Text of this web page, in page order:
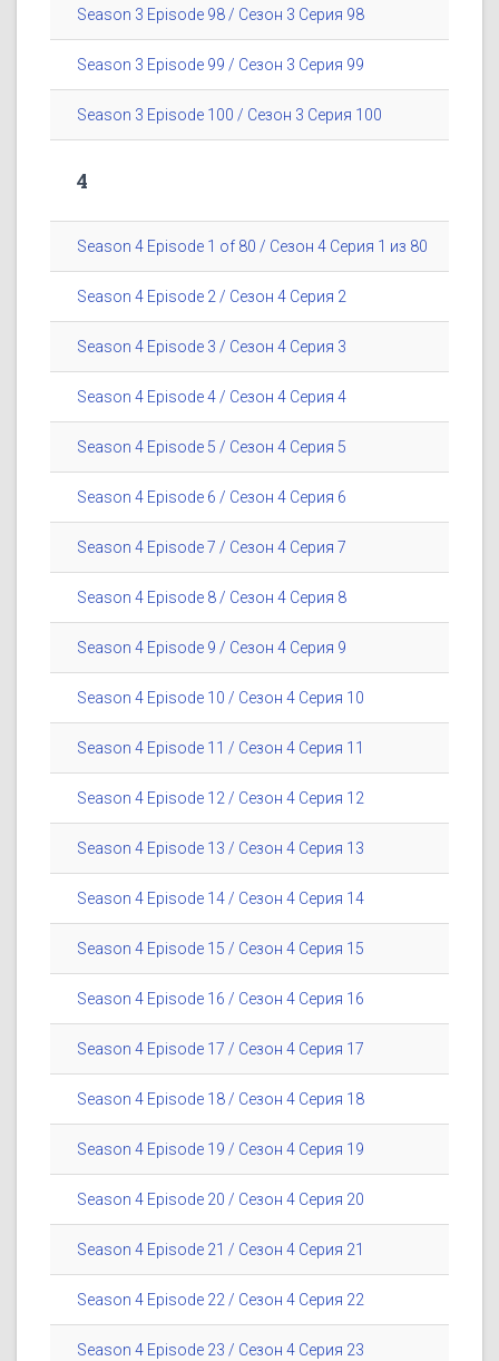
Season 3 Episode 98 / Сезон 3 Серия 98
Season 3 Episode 99 / Сезон 3 Серия 99
Season 3 Episode 100 / Сезон 3 Серия 100
4
Season 4 Episode 1 of 80 / Сезон 4 Серия 1 из 80
Season 4 Episode 2 / Сезон 4 Серия 2
Season 4 Episode 3 / Сезон 4 Серия 3
Season 4 Episode 4 / Сезон 4 Серия 4
Season 4 Episode 5 / Сезон 4 Серия 5
Season 4 Episode 6 / Сезон 4 Серия 6
Season 4 Episode 7 / Сезон 4 Серия 7
Season 4 Episode 8 / Сезон 4 Серия 8
Season 4 Episode 9 / Сезон 4 Серия 9
Season 4 Episode 10 / Сезон 4 Серия 10
Season 4 Episode 11 / Сезон 4 Серия 11
Season 4 Episode 12 / Сезон 4 Серия 12
Season 4 Episode 13 / Сезон 4 Серия 13
Season 4 Episode 14 / Сезон 4 Серия 14
Season 4 Episode 15 / Сезон 4 Серия 15
Season 4 Episode 16 / Сезон 4 Серия 16
Season 4 Episode 17 / Сезон 4 Серия 17
Season 4 Episode 18 / Сезон 4 Серия 18
Season 4 Episode 19 / Сезон 4 Серия 19
Season 4 Episode 20 / Сезон 4 Серия 20
Season 4 Episode 21 / Сезон 4 Серия 21
Season 4 Episode 22 / Сезон 4 Серия 22
Season 4 Episode 23 / Сезон 4 Серия 23